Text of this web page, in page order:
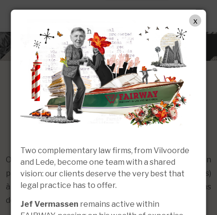
Enlèvement (international)
d’enfants ou enlèvement
On parle d’enlèvement international d’enfants lorsqu’un
parent décide de déménager avec son ou ses enfant(s)
à l’étranger, sans l’autorisation de l’autre parent ou sans
décision judiciaire.
Two complementary law firms, from Vilvoorde
and Lede, become one team with a shared
vision: our clients deserve the very best that
legal practice has to offer.
Jef Vermassen remains active within
x